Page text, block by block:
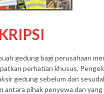
gedung bagi perusahaan
perhatian khusus.
gedung sebelum dan
antara pihak penyewa dan